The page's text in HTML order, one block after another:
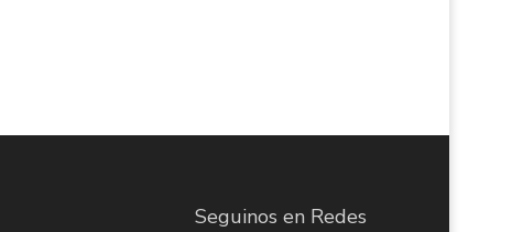
Seguinos en Redes